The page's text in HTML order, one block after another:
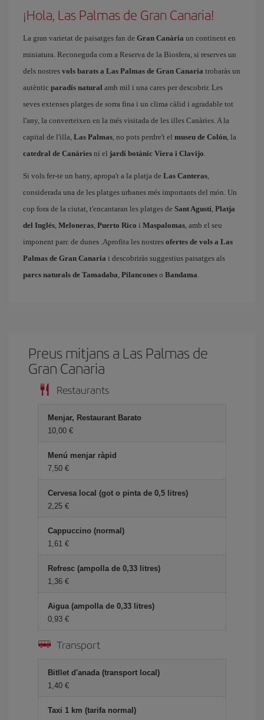
¡Hola, Las Palmas de Gran Canaria!
La gran varietat de paisatges fan de Gran Canària un continent en
miniatura. Reconeguda com a Reserva de la Biosfera, si reserves un
dels nostres vols barats a Las Palmas de Gran Canaria trobaràs un
autèntic paradís natural amb mil i una cares per descobrir. Les
seves extenses platges de sorra fina i un clima càlid i agradable tot
l'any, la converteixen en la més visitada de les illes Canàries. A la
capital de l'illa, Las Palmas, no pots perdre't el museu de Colón, la
catedral de Canàries ni el jardí botànic Viera i Clavijo.
Si vols fer-te un bany, apropa't a la platja de Las Canteras,
considerada una de les platges urbanes més importants del món. Un
cop fora de la ciutat, t'encantaran les platges de Sant Agustí, Platja
del Inglés, Meloneras, Puerto Rico i Maspalomas, amb el seu
imponent parc de dunes .Aprofita les nostres ofertes de vols a Las
Palmas de Gran Canaria i descobriràs suggestius paisatges als
parcs naturals de Tamadaba, Pilancones o Bandama.
Preus mitjans a Las Palmas de
Gran Canaria
Restaurants
Menjar, Restaurant Barato
10,00
Menú menjar ràpid
7,50
Cervesa local (got o pinta de 0,5 litres)
2,25
Cappuccino (normal)
1,61
Refresc (ampolla de 0,33 litres)
1,36
Aigua (ampolla de 0,33 litres)
0,93
Transport
Bitllet d'anada (transport local)
1,40
Taxi 1 km (tarifa normal)